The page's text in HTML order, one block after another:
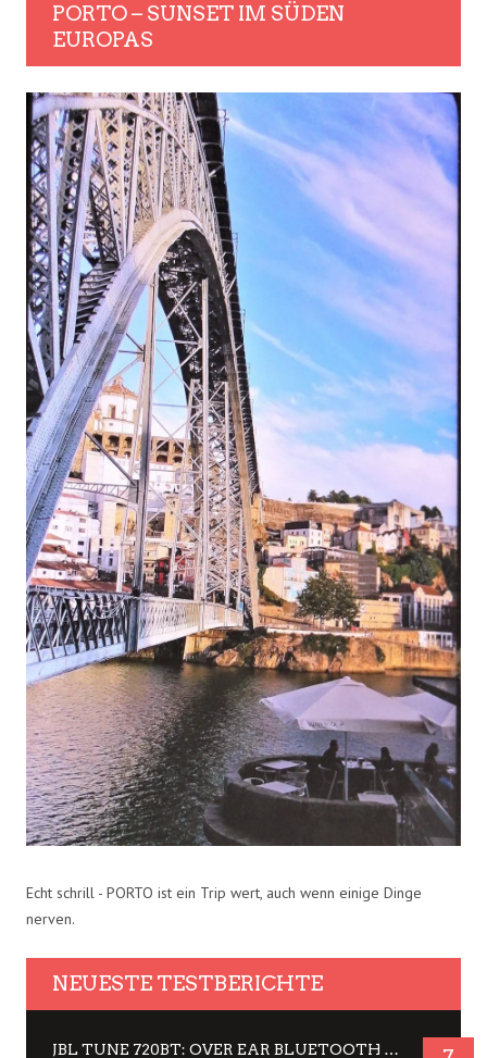
PORTO – SUNSET IM SÜDEN
EUROPAS
Echt schrill - PORTO ist ein Trip wert, auch wenn einige Dinge
nerven.
NEUESTE TESTBERICHTE
JBL TUNE 720BT: OVER EAR BLUETOOTH KOPFHÖRER UM DIE 50,-€ IM DAUER-TEST